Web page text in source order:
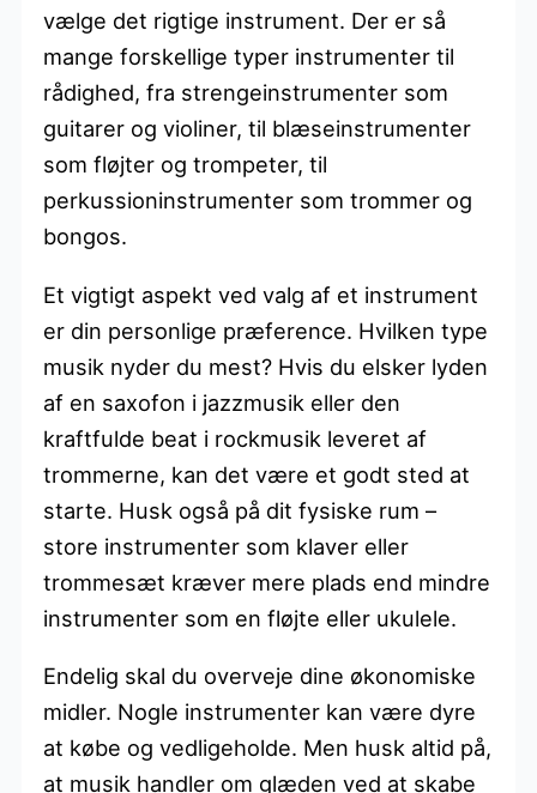
vælge det rigtige instrument. Der er så
mange forskellige typer instrumenter til
rådighed, fra strengeinstrumenter som
guitarer og violiner, til blæseinstrumenter
som fløjter og trompeter, til
perkussioninstrumenter som trommer og
bongos.
Et vigtigt aspekt ved valg af et instrument
er din personlige præference. Hvilken type
musik nyder du mest? Hvis du elsker lyden
af en saxofon i jazzmusik eller den
kraftfulde beat i rockmusik leveret af
trommerne, kan det være et godt sted at
starte. Husk også på dit fysiske rum –
store instrumenter som klaver eller
trommesæt kræver mere plads end mindre
instrumenter som en fløjte eller ukulele.
Endelig skal du overveje dine økonomiske
midler. Nogle instrumenter kan være dyre
at købe og vedligeholde. Men husk altid på,
at musik handler om glæden ved at skabe